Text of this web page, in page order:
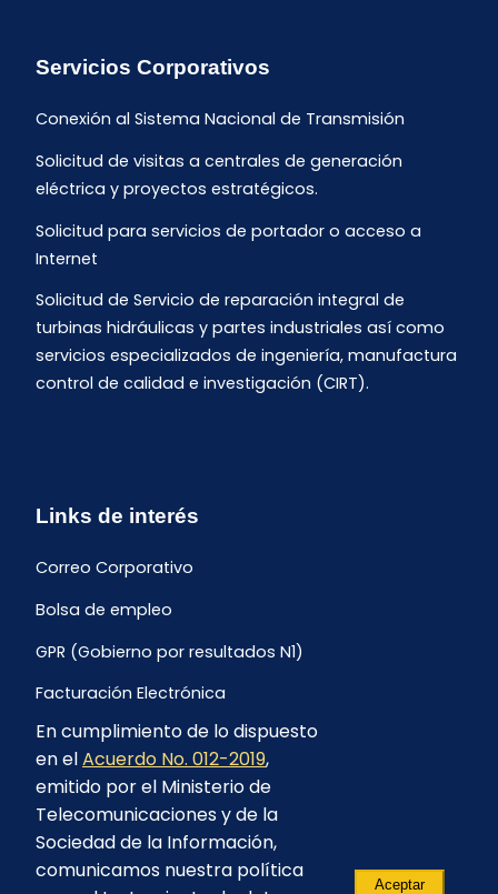
Servicios Corporativos
Conexión al Sistema Nacional de Transmisión
Solicitud de visitas a centrales de generación
eléctrica y proyectos estratégicos.
Solicitud para servicios de portador o acceso a
Internet
Solicitud de Servicio de reparación integral de
turbinas hidráulicas y partes industriales así como
servicios especializados de ingeniería, manufactura
control de calidad e investigación (CIRT).
Links de interés
Correo Corporativo
Bolsa de empleo
GPR (Gobierno por resultados N1)
Facturación Electrónica
Archivo Histórico de Facturación
Portal Ambiental y Social
Proyecto Geotérmico Chachimbiro
Contratación consultoría mediante “Lista Corta”
En cumplimiento de lo dispuesto
en elAcuerdo No. 012-2019,
emitido por el Ministerio de
Telecomunicaciones y de la
Sociedad de la Información,
comunicamos nuestra política
Aceptar